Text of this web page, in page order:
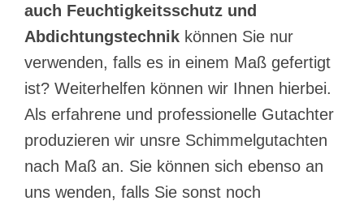
auch Feuchtigkeitsschutz und
Abdichtungstechnik können Sie nur
verwenden, falls es in einem Maß gefertigt
ist? Weiterhelfen können wir Ihnen hierbei.
Als erfahrene und professionelle Gutachter
produzieren wir unsre Schimmelgutachten
nach Maß an. Sie können sich ebenso an
uns wenden, falls Sie sonst noch